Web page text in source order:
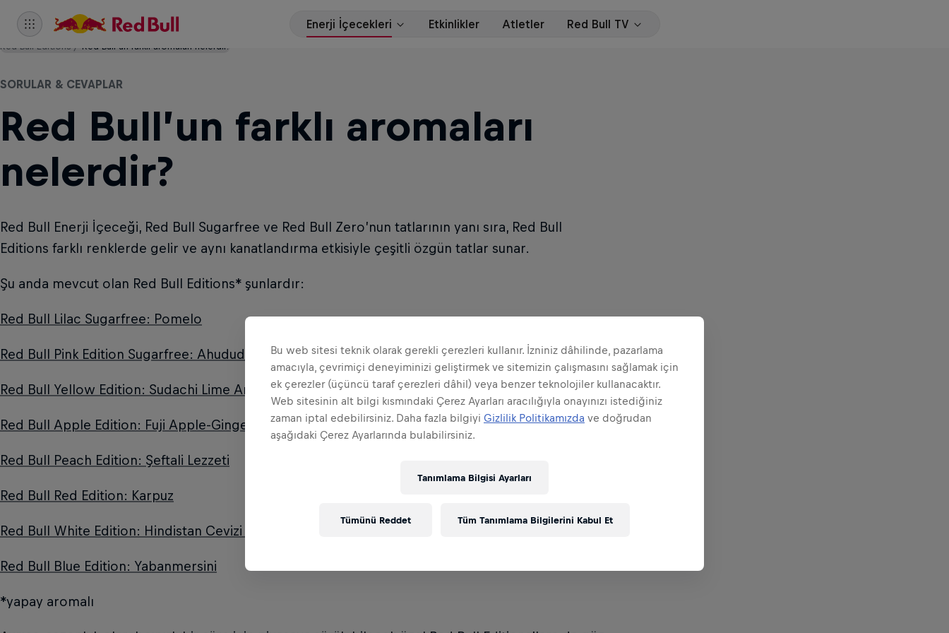
Red Bull Editions Red Bull’un farklı aromaları nelerdir?
SORULAR & CEVAPLAR
Red Bull’un farklı aromaları
nelerdir?
Red Bull Enerji İçeceği, Red Bull Sugarfree ve Red Bull Zero’nun tatlarının yanı sıra, Red Bull
Editions farklı renklerde gelir ve aynı kanatlandırma etkisiyle çeşitli özgün tatlar sunar.
Şu anda mevcut olan Red Bull Editions* şunlardır:
Red Bull Lilac Sugarfree: Pomelo
Red Bull Pink Edition Sugarfree: Ahududu
Red Bull Yellow Edition: Sudachi Lime Aromalı
Red Bull Apple Edition: Fuji Apple-Ginger
Red Bull Peach Edition: Şeftali Lezzeti
Red Bull Red Edition: Karpuz
Red Bull White Edition: Hindistan Cevizi ve Açai
Red Bull Blue Edition: Yabanmersini
*yapay aromalı
Bu web sitesi teknik olarak gerekli çerezleri kullanır. İzniniz dâhilinde, pazarlama
amacıyla, çevrimiçi deneyiminizi geliştirmek ve sitemizin çalışmasını sağlamak için
ek çerezler (üçüncü taraf çerezleri dâhil) veya benzer teknolojiler kullanacaktır.
Web sitesinin alt bilgi kısmındaki Çerez Ayarları aracılığıyla onayınızı istediğiniz
zaman iptal edebilirsiniz. Daha fazla bilgiyi Gizlilik Politikamızda ve doğrudan
aşağıdaki Çerez Ayarlarında bulabilirsiniz.
Tanımlama Bilgisi Ayarları
Tümünü Reddet Tüm Tanımlama Bilgilerini Kabul Et